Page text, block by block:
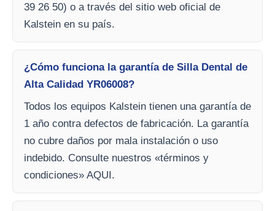
39 26 50) o a través del sitio web oficial de
Kalstein en su país.
¿Cómo funciona la garantía de Silla Dental de
Alta Calidad YR06008?
Todos los equipos Kalstein tienen una garantía de
1 año contra defectos de fabricación. La garantía
no cubre daños por mala instalación o uso
indebido. Consulte nuestros «términos y
condiciones» AQUI.